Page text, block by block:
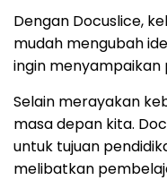
Dengan Docuslice,
mudah mengubah
ingin
Selain merayakan
masa depan kita.
untuk tujuan
melibatkan